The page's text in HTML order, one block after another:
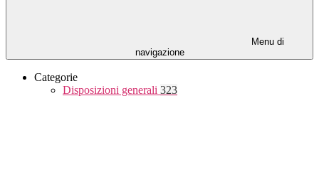
Menu di
navigazione
Categorie
Disposizioni generali 323